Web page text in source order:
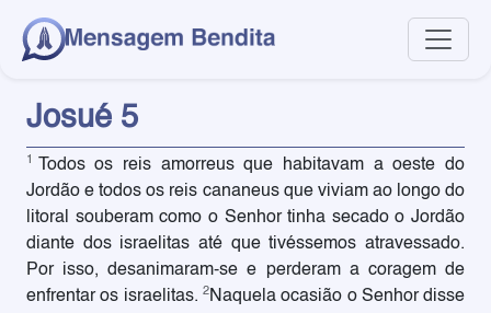
Josué 5
1
Todos os reis amorreus que habitavam a oeste do
Jordão e todos os reis cananeus que viviam ao longo do
litoral souberam como o Senhor tinha secado o Jordão
diante dos israelitas até que tivéssemos atravessado.
Por isso, desanimaram-se e perderam a coragem de
enfrentar os israelitas. 2Naquela ocasião o Senhor disse